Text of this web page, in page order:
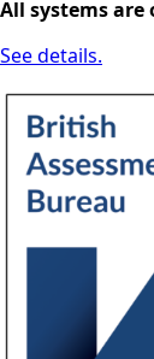
All systems
See details.